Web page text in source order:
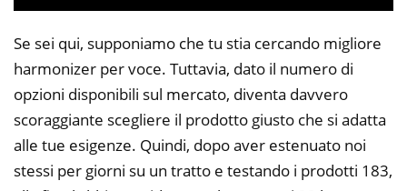
Se sei qui, supponiamo che tu stia cercando migliore
harmonizer per voce. Tuttavia, dato il numero di
opzioni disponibili sul mercato, diventa davvero
scoraggiante scegliere il prodotto giusto che si adatta
alle tue esigenze. Quindi, dopo aver estenuato noi
stessi per giorni su un tratto e testando i prodotti 183,